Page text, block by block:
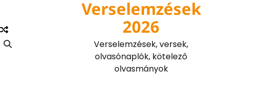
content
Verselemzések
2026
Verselemzések, versek,
olvasónaplók, kötelező
olvasmányok